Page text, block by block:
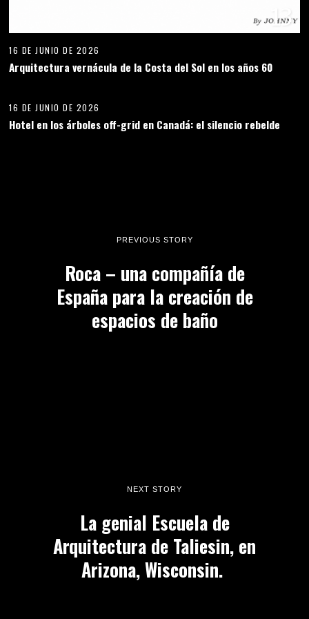
13
16 DE JUNIO DE 2026
Arquitectura vernácula de la Costa del Sol en los años 6014
16 DE JUNIO DE 2026
Hotel en los árboles off-grid en Canadá: el silencio rebelde
PREVIOUS STORY
Roca – una compañía de
España para la creación de
espacios de baño
NEXT STORY
La genial Escuela de
Arquitectura de Taliesin, en
Arizona, Wisconsin.